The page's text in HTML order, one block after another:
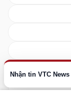
Nhận tin VTC